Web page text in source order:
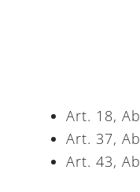
Art. 18,
Art. 37,
Art. 43,